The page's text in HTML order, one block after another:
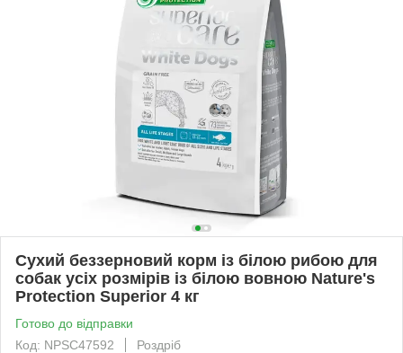
Сухий беззерновий корм із білою рибою для
собак усіх розмірів із білою вовною Nature's
Protection Superior 4 кг
Готово до відправки
Код: NPSC47592
Роздріб